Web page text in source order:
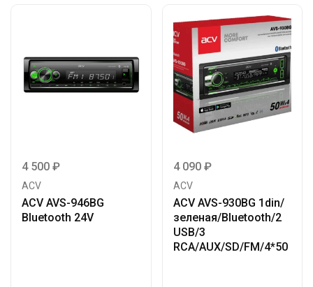
4 500 ₽
ACV
ACV AVS-946BG
Bluetooth 24V
4 090 ₽
ACV
ACV AVS-930BG 1din/
зеленая/Bluetooth/2
USB/3
RCA/AUX/SD/FM/4*50